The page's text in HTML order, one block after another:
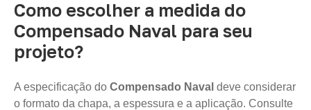
Como escolher a medida do
Compensado Naval para seu
projeto?
A especificação do Compensado Naval deve considerar
o formato da chapa, a espessura e a aplicação. Consulte